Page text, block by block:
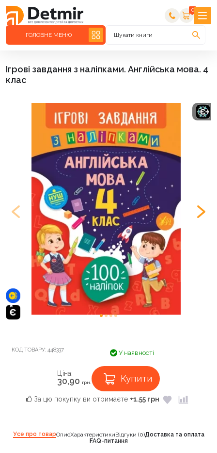
0
ГОЛОВНЕ МЕНЮ Шукати книги
Ігрові завдання з наліпками. Англійська мова. 4
клас
КОД ТОВАРУ: 448337 У наявності
Ціна:
30,90 грн. Купити
За цю покупку ви отримаєте +1.55 грн
Усе про товарОписХарактеристикиВідгуки (0)Доставка та оплата
FAQ-питання